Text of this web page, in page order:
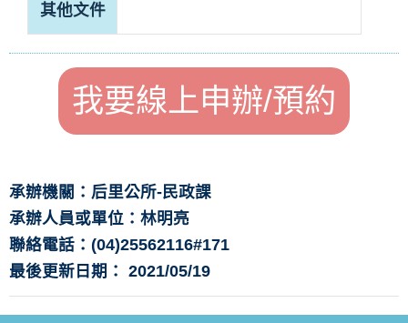
其他文件
我要線上申辦/預約
承辦機關：后里公所-民政課
承辦人員或單位：林明亮
聯絡電話：(04)25562116#171
最後更新日期： 2021/05/19